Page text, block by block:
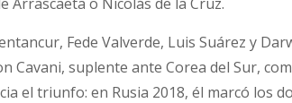
Fede Valverde, Luis Suárez y
Cavani, suplente ante Corea del Sur,
el triunfo: en Rusia 2018, él marcó los